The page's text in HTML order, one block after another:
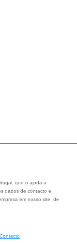
que o ajuda a
dados de contacto e
em nosso site, de
Contacto